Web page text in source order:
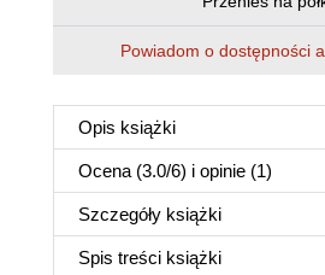
Powiadom o dostępności
Opis książki
Ocena (3.0/6) i opinie (1)
Szczegóły książki
Spis treści książki